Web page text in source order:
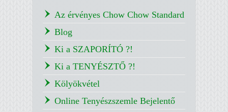
Az érvényes Chow Chow Standard
Blog
Ki a SZAPORÍTÓ ?!
Ki a TENYÉSZTŐ ?!
Kölyökvétel
Online Tenyészszemle Bejelentő